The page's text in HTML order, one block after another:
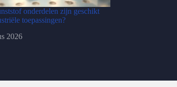
onderdelen zijn geschikt
toepassingen?
2026